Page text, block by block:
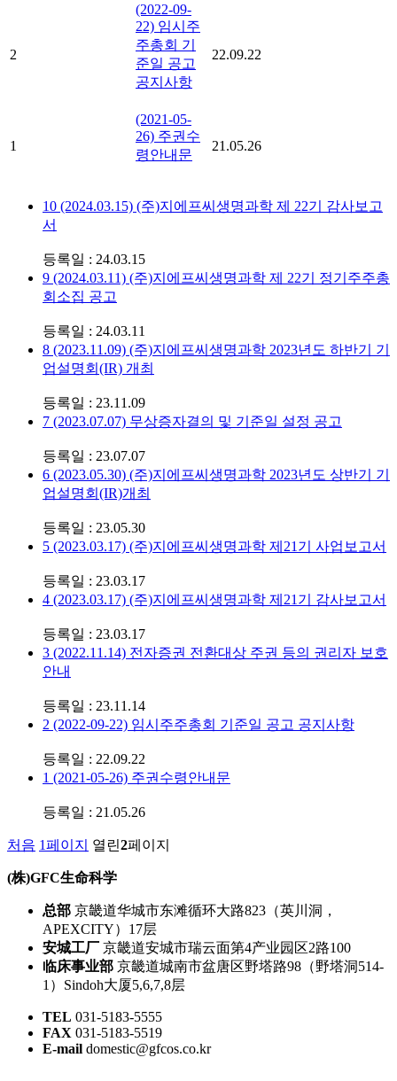
2
(2022-09-
22) 임시주
주총회 기
준일 공고
공지사항
22.09.22
1
(2021-05-
26) 주권수
령안내문
21.05.26
10 (2024.03.15) (주)지에프씨생명과학 제 22기 감사보고
서
등록일 : 24.03.15
9 (2024.03.11) (주)지에프씨생명과학 제 22기 정기주주총
회소집 공고
등록일 : 24.03.11
8 (2023.11.09) (주)지에프씨생명과학 2023년도 하반기 기
업설명회(IR) 개최
등록일 : 23.11.09
7 (2023.07.07) 무상증자결의 및 기준일 설정 공고
등록일 : 23.07.07
6 (2023.05.30) (주)지에프씨생명과학 2023년도 상반기 기
업설명회(IR)개최
등록일 : 23.05.30
5 (2023.03.17) (주)지에프씨생명과학 제21기 사업보고서
등록일 : 23.03.17
4 (2023.03.17) (주)지에프씨생명과학 제21기 감사보고서
등록일 : 23.03.17
3 (2022.11.14) 전자증권 전환대상 주권 등의 권리자 보호
안내
등록일 : 23.11.14
2 (2022-09-22) 임시주주총회 기준일 공고 공지사항
등록일 : 22.09.22
1 (2021-05-26) 주권수령안내문
등록일 : 21.05.26
처음 1페이지 열린2페이지
(株)GFC生命科学
总部 京畿道华城市东滩循环大路823（英川洞，
APEXCITY）17层
安城工厂 京畿道安城市瑞云面第4产业园区2路100
临床事业部 京畿道城南市盆唐区野塔路98（野塔洞514-
1）Sindoh大厦5,6,7,8层
TEL 031-5183-5555
FAX 031-5183-5519
E-mail domestic@gfcos.co.kr